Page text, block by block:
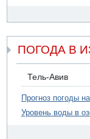
Бывший посол
05.08.2026 13:49
05.08.2026 13:32
В России горят
05.08.2026 10:19
Хуситы
ПОГОДА В
Тель-Авив
Прогноз погоды
Уровень воды в